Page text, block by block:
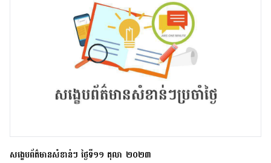
សង្ខេបព័ត៌មានសំខាន់ៗ ថ្ងៃទី១១ តុលា ២០២៣